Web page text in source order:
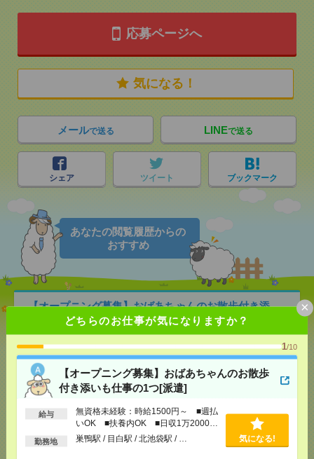
どちらのお仕事が気になりますか？
1/10
【オープニング募集】おばあちゃんのお散歩
付き添いも仕事の1つ[派遣]
給与
無資格未経験：時給1500円～ ■週払
いOK ■扶養内OK ■日収1万2000円
以上
勤務地 巣鴨駅 / 目白駅 / 北池袋駅 / … 気になる!
×
応募ページへ
気になる！
メールで送る LINEで送る
シェア ツイート ブックマーク
あなたの閲覧履歴からの
おすすめ
【オープニング募集】おばあちゃんのお散歩付き添
いも仕事の1つ[派遣]
[給 与]無資格未経験：時給1500円～ ■週払い
OK ■扶養内OK ■日収1万2000円以上
[交通費]
交通費全額支給
[勤務地]
巣鴨駅/目白駅/北池袋駅/…
気になる！
【在宅勤務OK】時給5000円！残業ほぼなし▼品川で
の治験関連[派遣]